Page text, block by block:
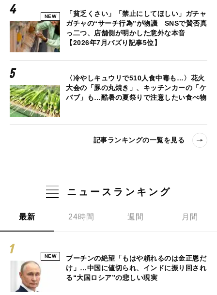
NEW
「貧乏くさい」「禁止にしてほしい」ガチャ
ガチャの“サーチ行為”が物議 SNSで賛否真
っ二つ、店舗側が明かした意外な本音
【2026年7月バズり記事5位】
〈冷やしキュウリで510人食中毒も…〉花火
大会の「豚の丸焼き」、キッチンカーの「ケ
バブ」も…酷暑の夏祭りで注意したい食べ物
記事ランキングの一覧を見る
ニュースランキング
最新 24時間 週間 月間
NEW
プーチンの絶望「もはや頼れるのは金正恩だ
け」…中国に値切られ、インドに振り回され
る“大国ロシア”の悲しい現実